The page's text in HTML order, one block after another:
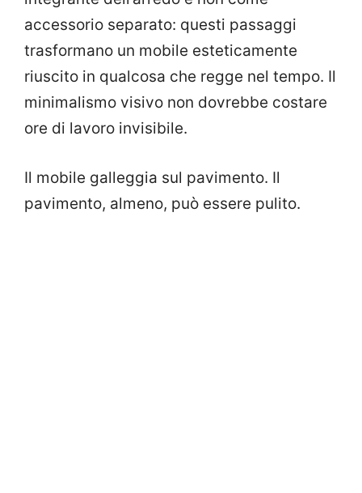
accessorio separato: questi passaggi
trasformano un mobile esteticamente
riuscito in qualcosa che regge nel tempo. Il
minimalismo visivo non dovrebbe costare
ore di lavoro invisibile.
Il mobile galleggia sul pavimento. Il
pavimento, almeno, può essere pulito.